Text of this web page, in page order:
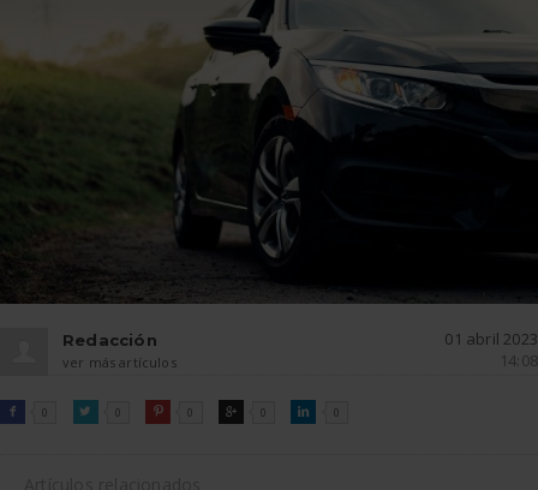
Redacción
ver más artículos
01 abril 2023
14:08

FACEBOOK
0 
TWITTER0 
PINTEREST
0 
GOOGLE0 
LINKEDIN
0